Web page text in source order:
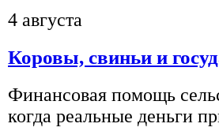
4 августа
Коровы, свиньи и
Финансовая помощь
когда реальные деньги